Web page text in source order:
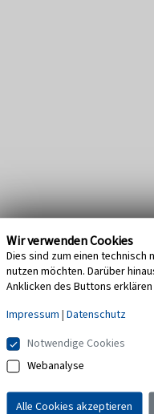
Wir verwenden Cookies
Dies sind zum einen
nutzen möchten. Darüber
Anklicken des Buttons
Impressum | Datenschutz
Notwendige Cookies
Webanalyse
Alle Cookies akzeptieren